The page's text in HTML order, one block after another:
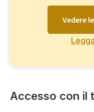
Vedere
Accesso con il